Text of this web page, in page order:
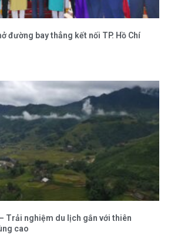
đường bay thẳng kết nối TP. Hồ Chí
Trải nghiệm du lịch gắn với thiên
cao